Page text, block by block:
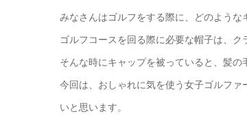
みなさんはゴルフをする際に、どのよう
ゴルフコースを回る際に必要な帽子は、ク
そんな時にキャップを被っていると、髪の
今回は、おしゃれに気を使う女子ゴルフ
いと思います。